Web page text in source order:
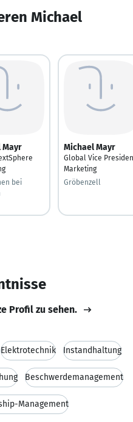
Michael
Mayr
bei
Michael Mayr
Global Vice
Marketing
Gröbenzell
Profil zu sehen.
Elektrotechnik Instandhaltung
Beschwerdemanagement
Management